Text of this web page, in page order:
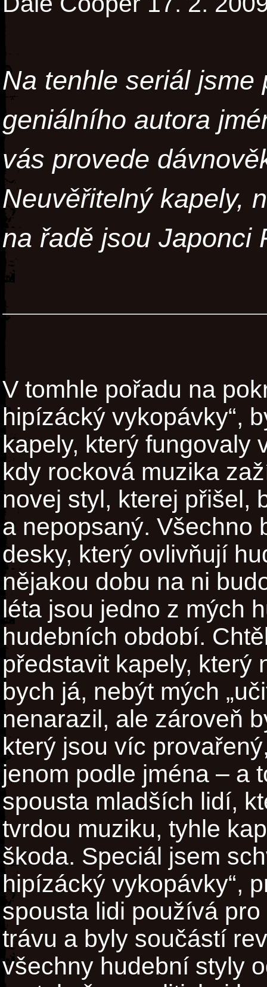
Na tenhle seriál jsme
geniálního autora
vás provede
Neuvěřitelný kapely,
na řadě jsou Japonci
V tomhle pořadu na
hipízácký vykopávky“,
kapely, který fungovaly
kdy rocková muzika
novej styl, kterej přišel,
a nepopsaný. Všechno
desky, který ovlivňují
nějakou dobu na ni
léta jsou jedno z mých
hudebních období.
představit kapely, který
bych já, nebýt mých
nenarazil, ale zároveň
který jsou víc
jenom podle jména – a
spousta mladších lidí,
tvrdou muziku, tyhle
škoda. Speciál jsem
hipízácký vykopávky“,
spousta lidi používá
trávu a byly součástí
všechny hudební styly